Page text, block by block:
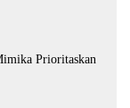
Prioritaskan